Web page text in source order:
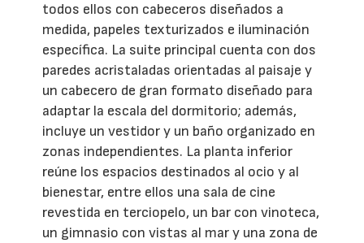
todos ellos con cabeceros diseñados a
medida, papeles texturizados e iluminación
específica. La suite principal cuenta con dos
paredes acristaladas orientadas al paisaje y
un cabecero de gran formato diseñado para
adaptar la escala del dormitorio; además,
incluye un vestidor y un baño organizado en
zonas independientes. La planta inferior
reúne los espacios destinados al ocio y al
bienestar, entre ellos una sala de cine
revestida en terciopelo, un bar con vinoteca,
un gimnasio con vistas al mar y una zona de